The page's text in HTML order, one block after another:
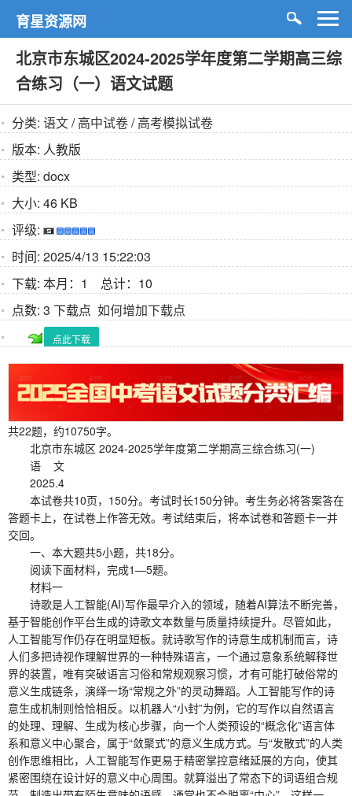
育星资源网
北京市东城区2024-2025学年度第二学期高三综
合练习（一）语文试题
分类: 语文/高中试卷/高考模拟试卷
版本: 人教版
类型: docx
大小: 46 KB
评级:
时间: 2025/4/13 15:22:03
下载: 本月：1 总计：10
点数: 3 下载点 如何增加下载点
点此下载
共22题，约10750字。
北京市东城区 2024-2025学年度第二学期高三综合练习(一)
语 文
2025.4
本试卷共10页，150分。考试时长150分钟。考生务必将答案答在
答题卡上，在试卷上作答无效。考试结束后，将本试卷和答题卡一并
交回。
一、本大题共5小题，共18分。
阅读下面材料，完成1—5题。
材料一
诗歌是人工智能(AI)写作最早介入的领域，随着AI算法不断完善，
基于智能创作平台生成的诗歌文本数量与质量持续提升。尽管如此，
人工智能写作仍存在明显短板。就诗歌写作的诗意生成机制而言，诗
人们多把诗视作理解世界的一种特殊语言，一个通过意象系统解释世
界的装置，唯有突破语言习俗和常规观察习惯，才有可能打破俗常的
意义生成链条，演绎一场“常规之外”的灵动舞蹈。人工智能写作的诗
意生成机制则恰恰相反。以机器人“小封”为例，它的写作以自然语言
的处理、理解、生成为核心步骤，向一个人类预设的“概念化”语言体
系和意义中心聚合，属于“敛聚式”的意义生成方式。与“发散式”的人类
创作思维相比，人工智能写作更易于精密掌控意绪延展的方向，使其
紧密围绕在设计好的意义中心周围。就算溢出了常态下的词语组合规